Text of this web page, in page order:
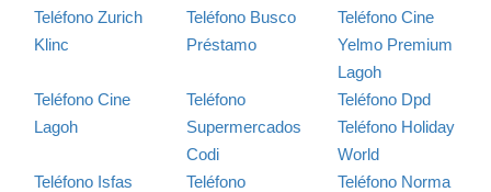
Teléfono Zurich
Klinc
Teléfono Busco
Préstamo
Teléfono Cine
Yelmo Premium
Lagoh
Teléfono Cine
Lagoh
Teléfono
Supermercados
Codi
Teléfono Dpd
Teléfono Holiday
World
Teléfono Isfas
Teléfono
Teléfono Norma